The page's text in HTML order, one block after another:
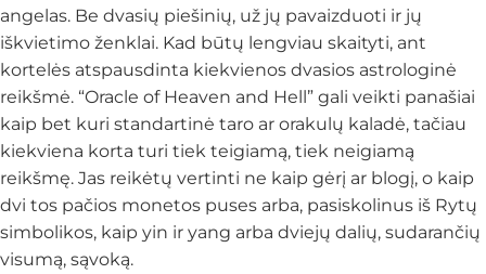
angelas. Be dvasių piešinių, už jų pavaizduoti ir jų
iškvietimo ženklai. Kad būtų lengviau skaityti, ant
kortelės atspausdinta kiekvienos dvasios astrologinė
reikšmė. “Oracle of Heaven and Hell” gali veikti panašiai
kaip bet kuri standartinė taro ar orakulų kaladė, tačiau
kiekviena korta turi tiek teigiamą, tiek neigiamą
reikšmę. Jas reikėtų vertinti ne kaip gėrį ar blogį, o kaip
dvi tos pačios monetos puses arba, pasiskolinus iš Rytų
simbolikos, kaip yin ir yang arba dviejų dalių, sudarančių
visumą, sąvoką.